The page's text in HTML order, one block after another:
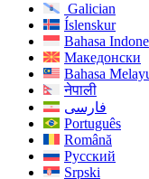
Galician
Íslenskur
Bahasa
Македонски
Bahasa
नेपाली
فارسی
Português
Română
Русский
Srpski